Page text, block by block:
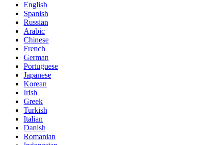
English
Spanish
Russian
Arabic
Chinese
French
German
Portuguese
Japanese
Korean
Irish
Greek
Turkish
Italian
Danish
Romanian